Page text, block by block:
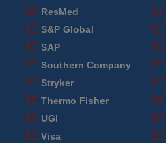
ResMed
S&P Global
SAP
Southern Company
Stryker
Thermo Fisher
UGI
Visa